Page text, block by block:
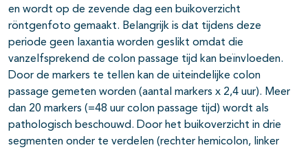
en wordt op de zevende dag een buikoverzicht
röntgenfoto gemaakt. Belangrijk is dat tijdens deze
periode geen laxantia worden geslikt omdat die
vanzelfsprekend de colon passage tijd kan beïnvloeden.
Door de markers te tellen kan de uiteindelijke colon
passage gemeten worden (aantal markers x 2,4 uur). Meer
dan 20 markers (=48 uur colon passage tijd) wordt als
pathologisch beschouwd. Door het buikoverzicht in drie
segmenten onder te verdelen (rechter hemicolon, linker